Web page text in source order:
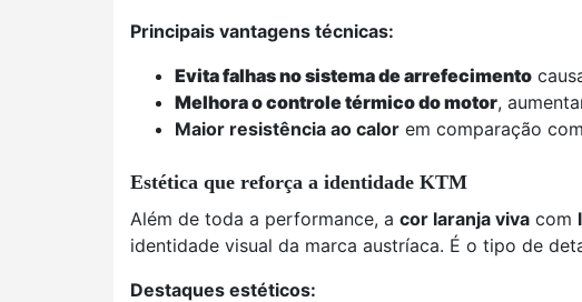
Principais vantagens técnicas:
Evita falhas no sistema de arrefecimento
Melhora o controle térmico do motor,
Maior resistência ao calor em comparação
Estética que reforça a identidade KTM
Além de toda a performance, a cor laranja viva com
identidade visual da marca austríaca. É o tipo de
Destaques estéticos: